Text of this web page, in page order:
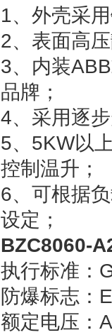
1、外壳采
2、表面高
3、内装
品牌；
4、采用逐
5、5KW以
控制温升；
6、可根据
设定；
BZC8060-
执行标准：
防爆标志：
额定电压：